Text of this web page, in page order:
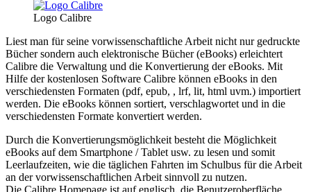
Logo Calibre
Liest man für seine vorwissenschaftliche Arbeit nicht nur gedruckte
Bücher sondern auch elektronische Bücher (eBooks) erleichtert
Calibre die Verwaltung und die Konvertierung der eBooks. Mit
Hilfe der kostenlosen Software Calibre können eBooks in den
verschiedensten Formaten (pdf, epub, , lrf, lit, html uvm.) importiert
werden. Die eBooks können sortiert, verschlagwortet und in die
verschiedensten Formate konvertiert werden.
Durch die Konvertierungsmöglichkeit besteht die Möglichkeit
eBooks auf dem Smartphone / Tablet usw. zu lesen und somit
Leerlaufzeiten, wie die täglichen Fahrten im Schulbus für die Arbeit
an der vorwissenschaftlichen Arbeit sinnvoll zu nutzen.